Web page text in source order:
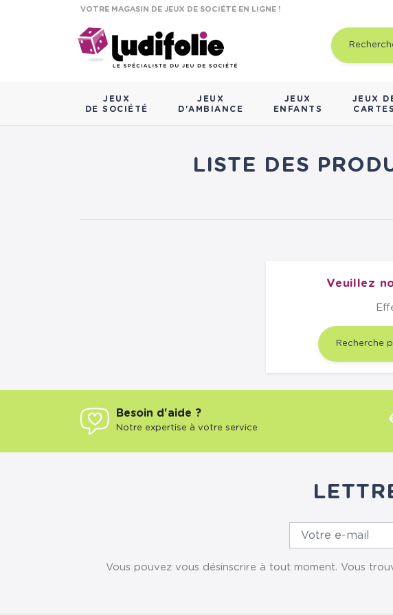
VOTRE MAGASIN DE JEUX DE SOCIÉTÉ EN LIGNE !
JEUX
DE SOCIÉTÉ
JEUX
D'AMBIANCE
JEUX
ENFANTS
JEUX
CARTES
LISTE DES
Veuillez
Besoin d'aide ?
Notre expertise à votre service
Vous pouvez vous désinscrire à tout moment. Vous